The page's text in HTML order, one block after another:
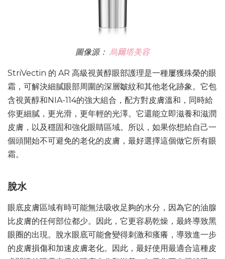
圖像源： 烏爾塔美容
StriVectin 的 AR 高級視黃醇眼部護理是一種屢獲殊榮的眼
霜，可解決細膩眼部周圍的深層皺紋和其他老化跡象。它包
含視黃醇和NIA-114的強大組合，配方對皮膚溫和，同時給
你更細膩，更光滑，更年輕的光澤。它還能立即滋養和滋潤
皮膚，以及穩固和強化眼睛區域。所以，如果你想給自己一
個頭開始不可避免的老化的皮膚，最好選擇這個做它所有眼
霜。
脫水
眼底皮膚區域有時可能無法吸收足夠的水分，因為它的油腺
比皮膚的任何部位都少。因此，它更容易乾燥，最終導致黑
眼圈的出現。脫水眼底可能會變得刺激和瘙癢，導致進一步
的皮膚損傷和加速皮膚老化。因此，最好使用最適合這種皮